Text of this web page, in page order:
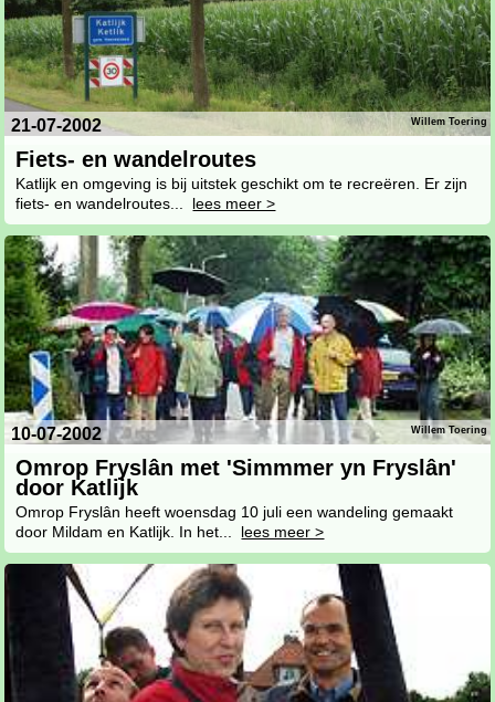
21-07-2002 Willem Toering
Fiets- en wandelroutes
Katlijk en omgeving is bij uitstek geschikt om te recreëren. Er zijn
fiets- en wandelroutes... lees meer >
10-07-2002 Willem Toering
Omrop Fryslân met 'Simmmer yn Fryslân'
door Katlijk
Omrop Fryslân heeft woensdag 10 juli een wandeling gemaakt
door Mildam en Katlijk. In het... lees meer >